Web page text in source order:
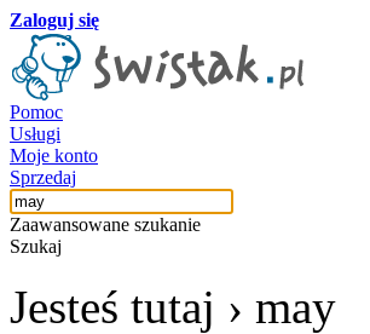
Zaloguj się
Pomoc
Usługi
Moje konto
Sprzedaj
Zaawansowane szukanie
Szukaj
Jesteś tutaj › may